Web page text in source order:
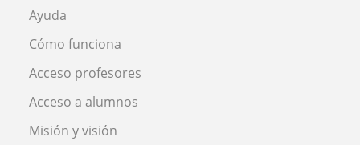
Ayuda
Cómo funciona
Acceso profesores
Acceso a alumnos
Misión y visión